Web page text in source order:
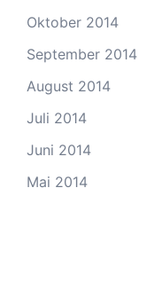
Oktober 2014
September 2014
August 2014
Juli 2014
Juni 2014
Mai 2014